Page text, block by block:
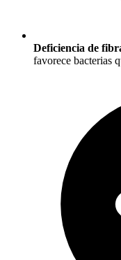
Deficiencia de
favorece bacterias